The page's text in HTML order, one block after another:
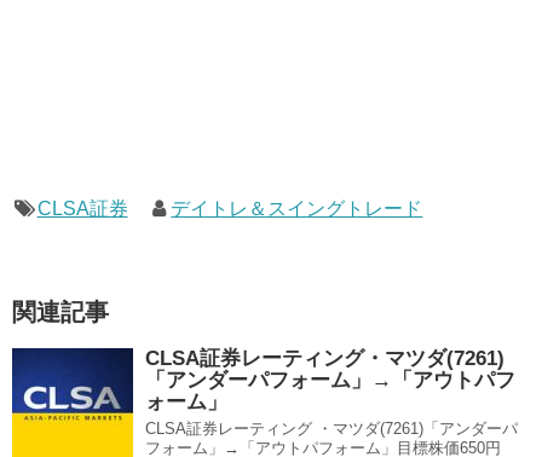
CLSA証券 デイトレ＆スイングトレード
関連記事
CLSA証券レーティング・マツダ(7261)
「アンダーパフォーム」→「アウトパフ
ォーム」
CLSA証券レーティング ・マツダ(7261)「アンダーパ
フォーム」→「アウトパフォーム」目標株価650円